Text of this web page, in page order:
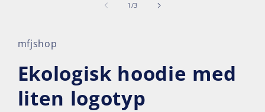
1 /of
3
mfjshop
Ekologisk hoodie med
liten logotyp